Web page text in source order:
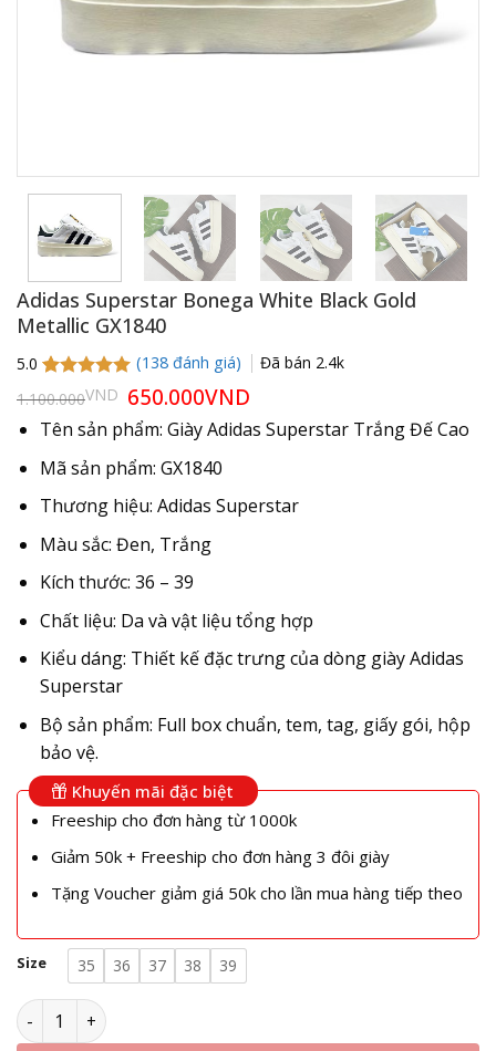
Adidas Superstar Bonega White Black Gold
Metallic GX1840
5.0
5.0trên 5
dựa trên
138
đánh giá
(138đánh giá) Đã bán 2.4k
1.100.000VND Giá
gốc
là:
1.100.000VND.
650.000VND
tại
là:
Tên sản phẩm: Giày Adidas Superstar Trắng Đế Cao
Mã sản phẩm: GX1840
Thương hiệu: Adidas Superstar
Màu sắc: Đen, Trắng
Kích thước: 36 – 39
Chất liệu: Da và vật liệu tổng hợp
Kiểu dáng: Thiết kế đặc trưng của dòng giày Adidas
Superstar
Bộ sản phẩm: Full box chuẩn, tem, tag, giấy gói, hộp
bảo vệ.
Khuyến mãi đặc biệt
Freeship cho đơn hàng từ 1000k
Giảm 50k + Freeship cho đơn hàng 3 đôi giày
Tặng Voucher giảm giá 50k cho lần mua hàng tiếp theo
Size 35 36 37 38 39
Adidas Superstar Bonega White Black Gold Metallic